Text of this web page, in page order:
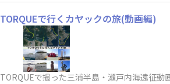
TORQUEで行くカヤックの旅(動画編)
TORQUEで撮った三浦半島・瀨戸内海遠征動